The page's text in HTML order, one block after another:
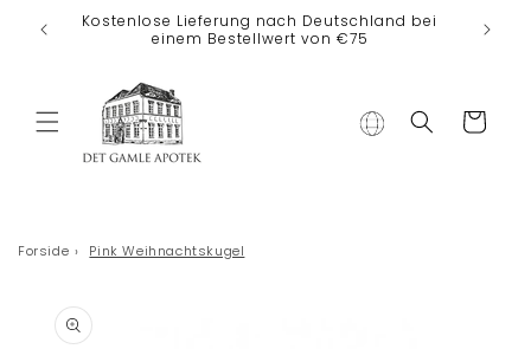
Direkt zum
Inhalt
Kostenlose Lieferung nach Deutschland bei
einem Bestellwert von €75
Warenkorb
Forside › Pink Weihnachtskugel